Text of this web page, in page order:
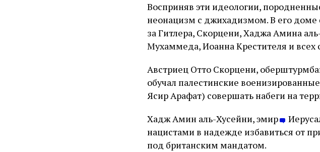
Восприняв эти идеологии,
неонацизм с джихадизмом. В его доме
за Гитлера, Скорцени, Хаджа Амина
Мухаммеда, Иоанна Крестителя и всех
Австриец Отто Скорцени,
обучал палестинские
Ясир Арафат) совершать набеги на
Хадж Амин аль-Хусейни, эмир
нацистами в надежде избавиться от
под британским мандатом.